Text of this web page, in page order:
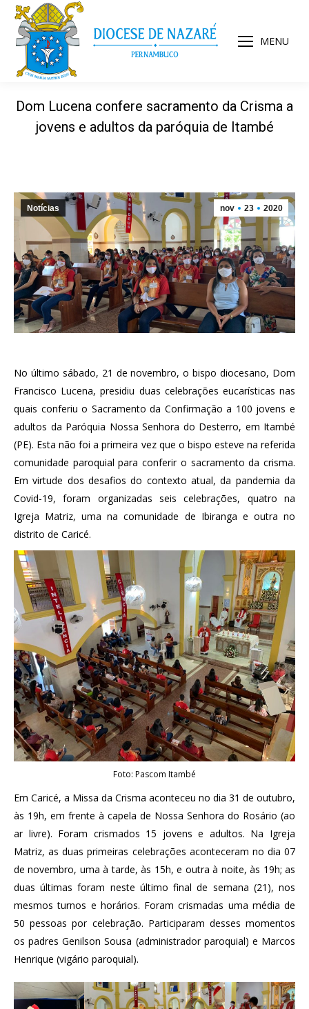
MENU
Dom Lucena confere sacramento da Crisma a
jovens e adultos da paróquia de Itambé
nov 23 2020
Notícias
No último sábado, 21 de novembro, o bispo diocesano, Dom
Francisco Lucena, presidiu duas celebrações eucarísticas nas
quais conferiu o Sacramento da Confirmação a 100 jovens e
adultos da Paróquia Nossa Senhora do Desterro, em Itambé
(PE). Esta não foi a primeira vez que o bispo esteve na referida
comunidade paroquial para conferir o sacramento da crisma.
Em virtude dos desafios do contexto atual, da pandemia da
Covid-19, foram organizadas seis celebrações, quatro na
Igreja Matriz, uma na comunidade de Ibiranga e outra no
distrito de Caricé.
Foto: Pascom Itambé
Em Caricé, a Missa da Crisma aconteceu no dia 31 de outubro,
às 19h, em frente à capela de Nossa Senhora do Rosário (ao
ar livre). Foram crismados 15 jovens e adultos. Na Igreja
Matriz, as duas primeiras celebrações aconteceram no dia 07
de novembro, uma à tarde, às 15h, e outra à noite, às 19h; as
duas últimas foram neste último final de semana (21), nos
mesmos turnos e horários. Foram crismadas uma média de
50 pessoas por celebração. Participaram desses momentos
os padres Genilson Sousa (administrador paroquial) e Marcos
Henrique (vigário paroquial).